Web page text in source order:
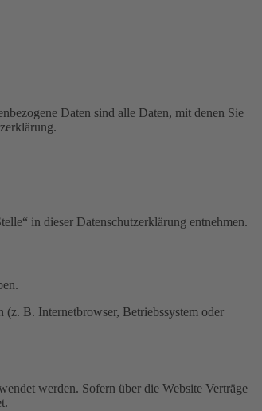
Daten sind alle Daten, mit denen Sie
in dieser Datenschutzerklärung entnehmen.
B. Internetbrowser, Betriebssystem oder
werden. Sofern über die Website Verträge